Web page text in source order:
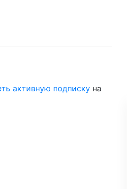
активную подписку на